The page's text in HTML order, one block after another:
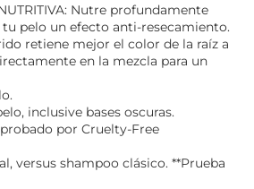
NUTRITIVA: Nutre profundamente
pelo un efecto anti-resecamiento.
retiene mejor el color de la raíz a
en la mezcla para un
inclusive bases oscuras.
por Cruelty-Free
versus shampoo clásico. **Prueba